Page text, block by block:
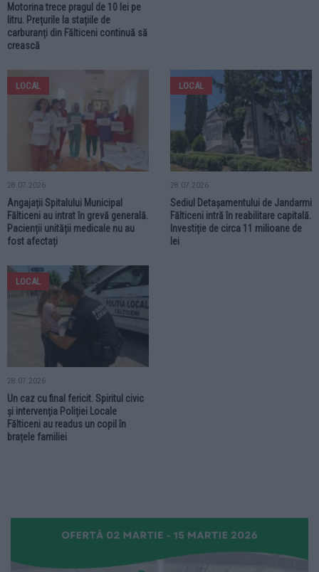
Motorina trece pragul de 10 lei pe
litru. Prețurile la stațiile de
carburanți din Fălticeni continuă să
crească
LOCAL
28.07.2026
Angajații Spitalului Municipal
Fălticeni au intrat în grevă generală.
Pacienții unității medicale nu au
fost afectați
LOCAL
28.07.2026
Sediul Detașamentului de Jandarmi
Fălticeni intră în reabilitare capitală.
Investiție de circa 11 milioane de
lei
LOCAL
28.07.2026
Un caz cu final fericit. Spiritul civic
și intervenția Poliției Locale
Fălticeni au readus un copil în
brațele familiei